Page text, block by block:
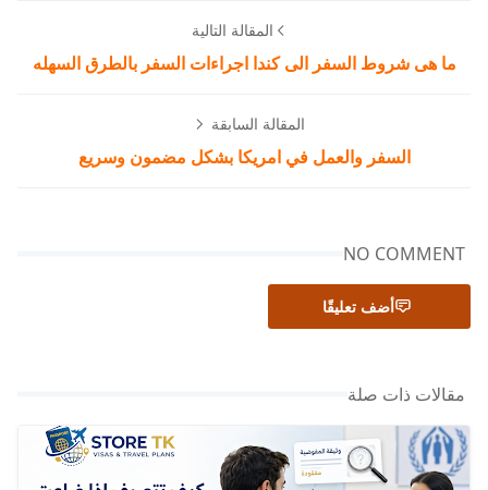
المقالة التالية
ما هى شروط السفر الى كندا اجراءات السفر بالطرق السهله
المقالة السابقة
السفر والعمل في امريكا بشكل مضمون وسريع
NO COMMENT
أضف تعليقًا
مقالات ذات صلة